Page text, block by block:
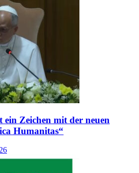
ein Zeichen mit der neuen
Humanitas“